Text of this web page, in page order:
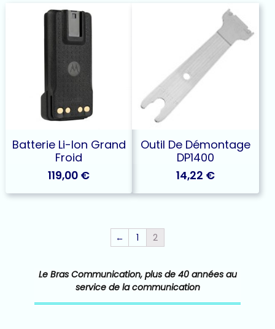
Batterie Li-Ion Grand
Froid
119,00 €
Outil De Démontage
DP1400
14,22 €
← 1 2
Le Bras Communication, plus de 40 années au
service de la communication